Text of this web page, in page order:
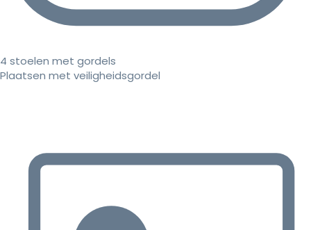
4 stoelen met gordels
Plaatsen met veiligheidsgordel